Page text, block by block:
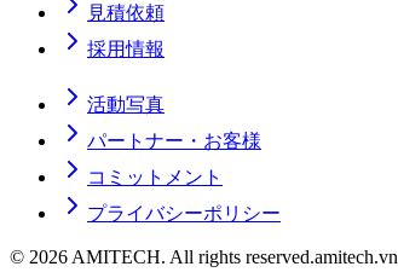
見積依頼
採用情報
活動写真
パートナー・お客様
コミットメント
プライバシーポリシー
© 2026 AMITECH. All rights reserved.amitech.vn